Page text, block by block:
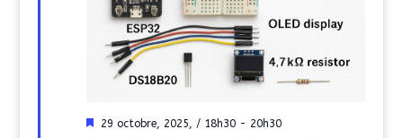
Mis
29 octobre, 2025, / 18h30- 20h30